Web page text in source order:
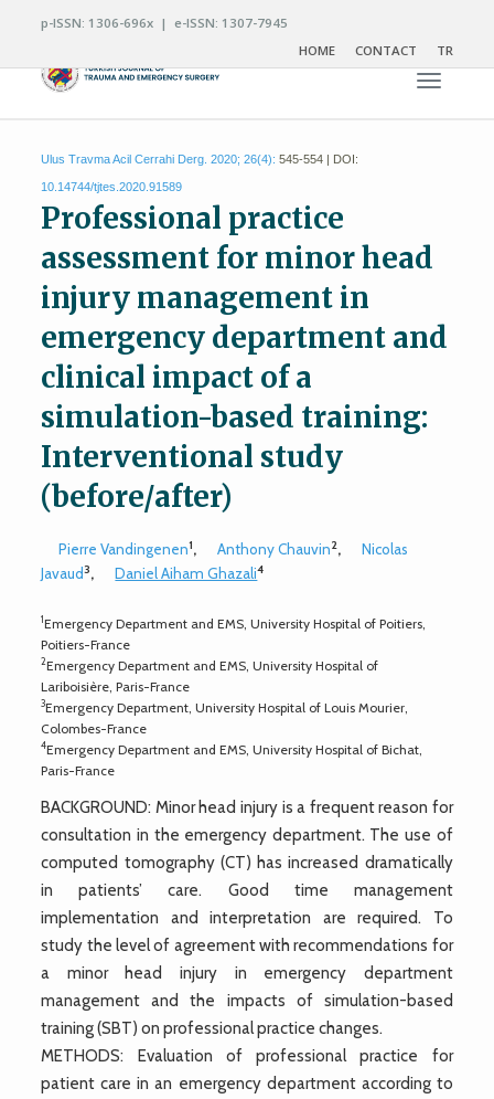
p-ISSN: 1306-696x | e-ISSN: 1307-7945
HOME
CONTACT TR
Toggle
Ulus Travma Acil Cerrahi Derg. 2020; 26(4): 545-554 | DOI:
10.14744/tjtes.2020.91589
Professional practice
assessment for minor head
injury management in
emergency department and
clinical impact of a
simulation-based training:
Interventional study
(before/after)
Pierre Vandingenen1, Anthony Chauvin2,
Nicolas
Javaud3, Daniel Aiham Ghazali4
1Emergency Department and EMS, University Hospital of Poitiers,
Poitiers-France
2Emergency Department and EMS, University Hospital of
Lariboisière, Paris-France
3Emergency Department, University Hospital of Louis Mourier,
Colombes-France
4Emergency Department and EMS, University Hospital of Bichat,
Paris-France
BACKGROUND: Minor head injury is a frequent reason for
consultation in the emergency department. The use of
computed tomography (CT) has increased dramatically
in patients’ care. Good time management
implementation and interpretation are required. To
study the level of agreement with recommendations for
a minor head injury in emergency department
management and the impacts of simulation-based
training (SBT) on professional practice changes.
METHODS: Evaluation of professional practice for
patient care in an emergency department according to